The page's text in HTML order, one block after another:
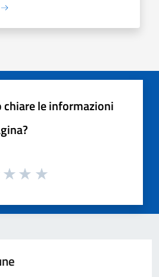
chiare le informazioni